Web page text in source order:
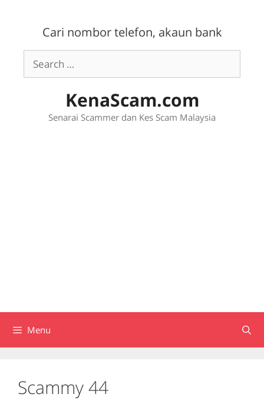
Cari nombor telefon, akaun bank
Search
for:
KenaScam.com
Senarai Scammer dan Kes Scam Malaysia
Menu
Scammy 44